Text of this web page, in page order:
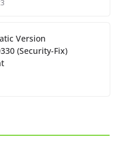
Version
(Security-Fix)